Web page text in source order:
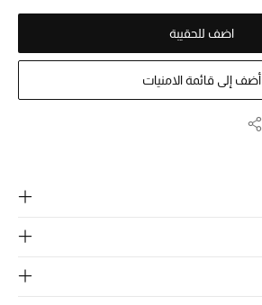
اضف للحقيبة
أضف إلى قائمة الامنيات